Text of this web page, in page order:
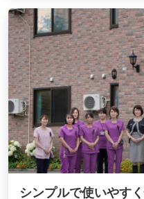
シンプルで使いやす